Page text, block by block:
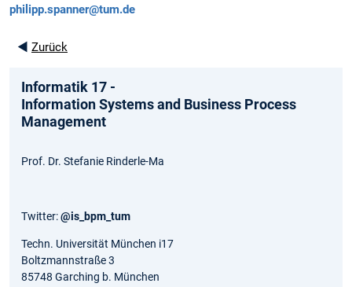
philipp.spanner@tum.de
◄ Zurück
Informatik 17 -
Information Systems and Business Process
Management
Prof. Dr. Stefanie Rinderle-Ma
Twitter:@is_bpm_tum
Techn. Universität München i17
Boltzmannstraße 3
85748 Garching b. München